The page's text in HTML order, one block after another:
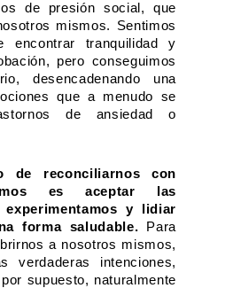
de presión social, que
mismos. Sentimos
encontrar tranquilidad y
pero conseguimos
desencadenando una
que a menudo se
de ansiedad o
de reconciliarnos con
es aceptar las
experimentamos y lidiar
forma saludable. Para
a nosotros mismos,
verdaderas intenciones,
supuesto, naturalmente